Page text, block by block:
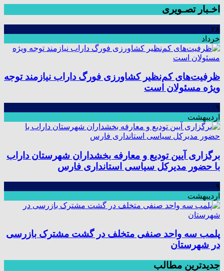
اخـبار تصـویری
۲۸
خرداد
ظرفیت‌های کم‌نظیر کشاورزی فورگ داراب نیازمند توجه
ویژه مسئولان است
۰۹
اردیبهشت
برگزاری آیین تودیع و معارفه بخشداران شهرستان داراب
با حضور مدیرکل سیاسی استانداری فارس
۰۹
اردیبهشت
پلمب سه واحد صنفی متخلف در گشت مشترک بازرسی
در شهرستان
جدیدترین مطالب